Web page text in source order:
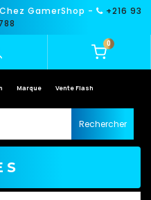
Chez GamerShop -
+216 93
0
Marque Vente Flash
Rechercher